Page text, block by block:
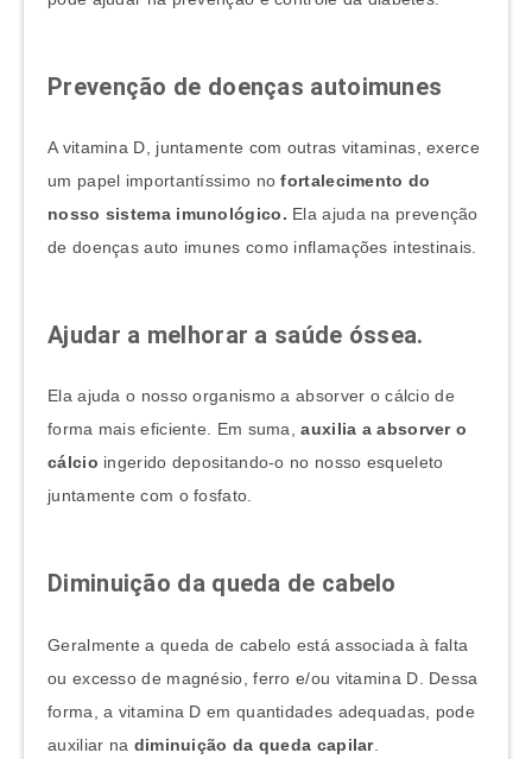
Prevenção de doenças autoimunes
A vitamina D, juntamente com outras vitaminas, exerce
um papel importantíssimo nofortalecimento do
nosso sistema imunológico. Ela ajuda na prevenção
de doenças auto imunes como inflamações intestinais.
Ajudar a melhorar a saúde óssea.
Ela ajuda o nosso organismo a absorver o cálcio de
forma mais eficiente. Em suma,auxilia a absorver o
cálcio ingerido depositando-o no nosso esqueleto
juntamente com o fosfato.
Diminuição da queda de cabelo
Geralmente a queda de cabelo está associada à falta
ou excesso de magnésio, ferro e/ou vitamina D. Dessa
forma, a vitamina D em quantidades adequadas, pode
auxiliar na diminuição da queda capilar.